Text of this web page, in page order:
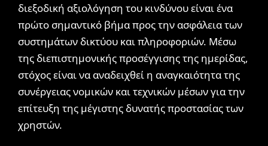
διεξοδική αξιολόγηση του κινδύνου είναι ένα
πρώτο σημαντικό βήμα προς την ασφάλεια των
συστημάτων δικτύου και πληροφοριών. Μέσω
της διεπιστημονικής προσέγγισης της ημερίδας,
στόχος είναι να αναδειχθεί η αναγκαιότητα της
συνέργειας νομικών και τεχνικών μέσων για την
επίτευξη της μέγιστης δυνατής προστασίας των
χρηστών.